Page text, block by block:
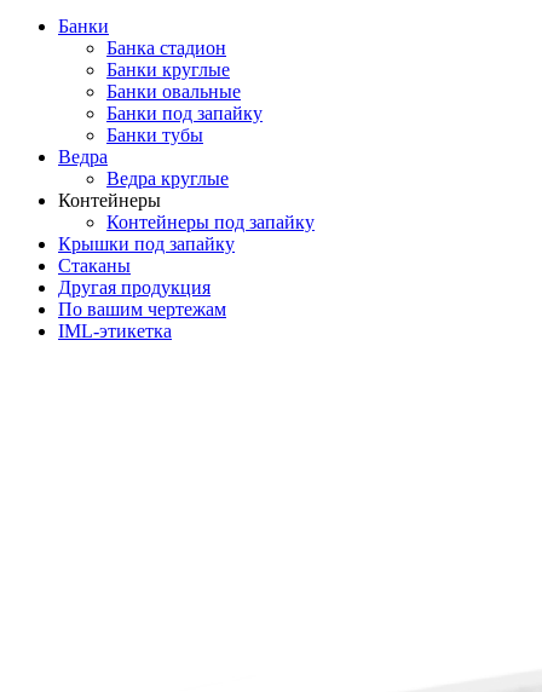
Банки
Банка стадион
Банки круглые
Банки овальные
Банки под запайку
Банки тубы
Ведра
Ведра круглые
Контейнеры
Контейнеры под запайку
Крышки под запайку
Стаканы
Другая продукция
По вашим чертежам
IML-этикетка